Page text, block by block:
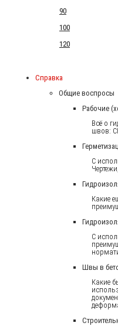
90
100
120
Справка
Общие воспросы
Рабочие
Всё о
швов:
С
Какие
С
Швы в
Какие